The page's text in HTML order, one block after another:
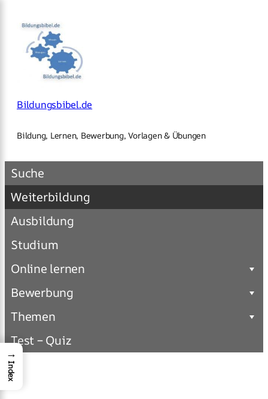
Inhalt
springen
Bildungsbibel.de
Bildung, Lernen, Bewerbung, Vorlagen & Übungen
Suche
Weiterbildung
Ausbildung
Studium
Online lernen
Bewerbung
Themen
Test – Quiz
→
Index